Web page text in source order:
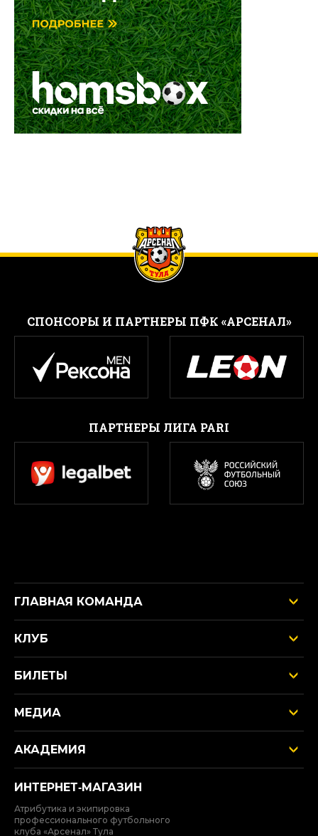
CПОНСОРЫ И ПАРТНЕРЫ ПФК «АРСЕНАЛ»
ПАРТНЕРЫ ЛИГА PARI
ГЛАВНАЯ КОМАНДА
КЛУБ
БИЛЕТЫ
МЕДИА
АКАДЕМИЯ
ИНТЕРНЕТ‑МАГАЗИН
Атрибутика и экипировка
профессионального футбольного
клуба «Арсенал» Тула